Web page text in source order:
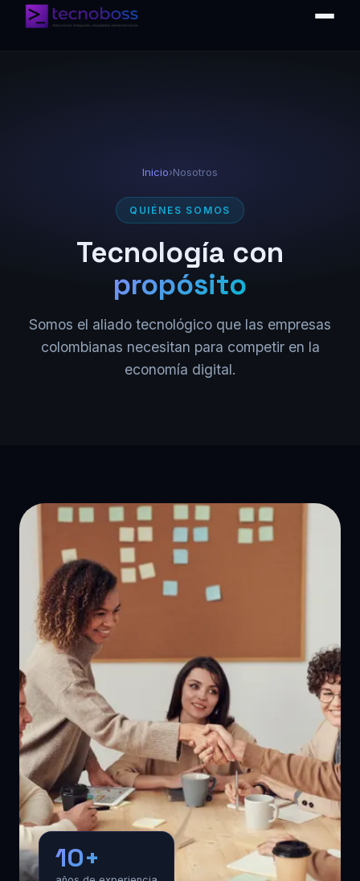
Inicio›Nosotros
QUIÉNES SOMOS
Tecnología con
propósito
Somos el aliado tecnológico que las empresas
colombianas necesitan para competir en la
economía digital.
10+